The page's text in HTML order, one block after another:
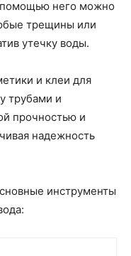
помощью него можно
трещины или
утечку воды.
и клеи для
трубами и
прочностью и
надежность
инструменты